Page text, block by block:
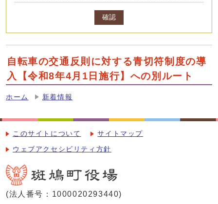
確認
自転車の交通反則に対する青切符制度の導
入【令和8年4月1日施行】への別ルート
ホーム 新着情報
このサイトについて サイトマップ
ウェブアクセシビリティ方針
(法人番号：1000020293440)